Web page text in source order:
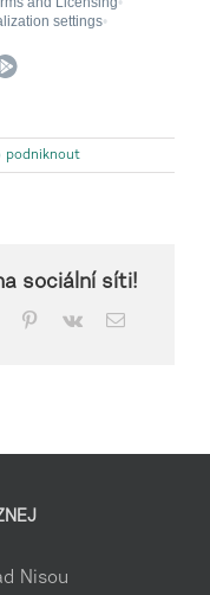
podniknout
sociální síti!
Tumblr Pinterest
Vk Email
Nisou